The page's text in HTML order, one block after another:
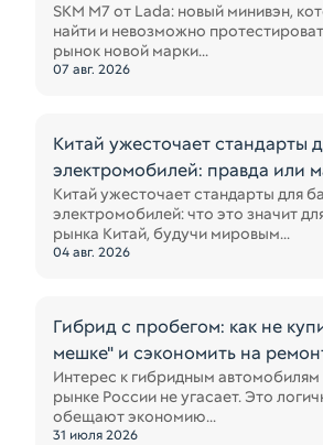
SKM M7 от Lada: новый минивэн,
найти и невозможно
рынок новой марки...
07 авг. 2026
Китай ужесточает стандарты
электромобилей: правда или
Китай ужесточает стандарты для
электромобилей: что это значит
рынка Китай, будучи мировым...
04 авг. 2026
Гибрид с пробегом: как не
мешке" и сэкономить на
Интерес к гибридным
рынке России не угасает. Это
обещают экономию...
31 июля 2026